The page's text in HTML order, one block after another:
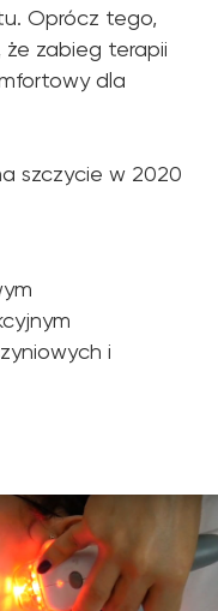
Oprócz tego,
że zabieg terapii
dla
szczycie w 2020
i